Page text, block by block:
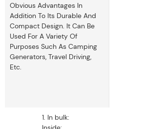
Obvious Advantages In
Addition To Its Durable And
Compact Design. It Can Be
Used For A Variety Of
Purposes Such As Camping
Generators, Travel Driving,
Etc.
1. In bulk: